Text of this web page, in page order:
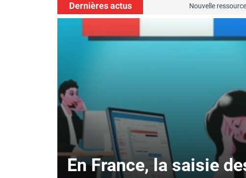
Dernières actus Nouvelle ressource de
En France, la saisie